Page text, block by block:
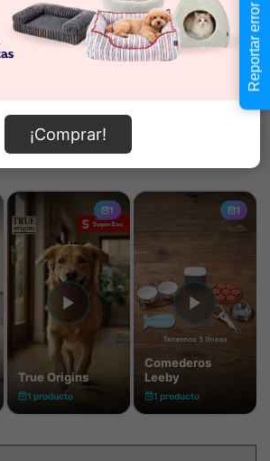
Añadir al carrito
Información de envío
¡Comprar!
Reportar error